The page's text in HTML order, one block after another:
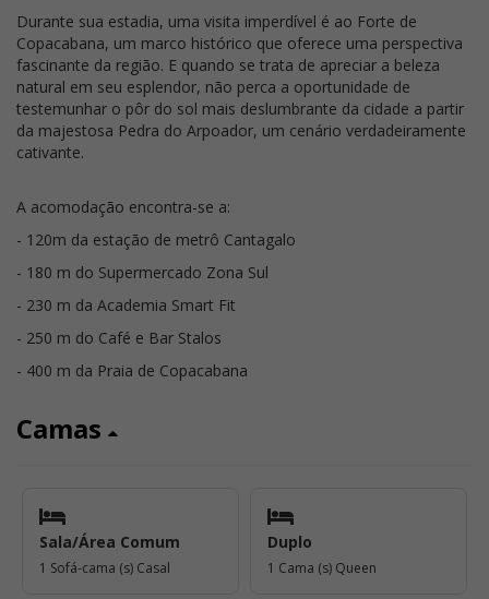
Durante sua estadia, uma visita imperdível é ao Forte de
Copacabana, um marco histórico que oferece uma perspectiva
fascinante da região. E quando se trata de apreciar a beleza
natural em seu esplendor, não perca a oportunidade de
testemunhar o pôr do sol mais deslumbrante da cidade a partir
da majestosa Pedra do Arpoador, um cenário verdadeiramente
cativante.
A acomodação encontra-se a:
- 120m da estação de metrô Cantagalo
- 180 m do Supermercado Zona Sul
- 230 m da Academia Smart Fit
- 250 m do Café e Bar Stalos
- 400 m da Praia de Copacabana
Camas
Sala/Área Comum
1 Sofá-cama (s) Casal
Duplo
1 Cama (s) Queen